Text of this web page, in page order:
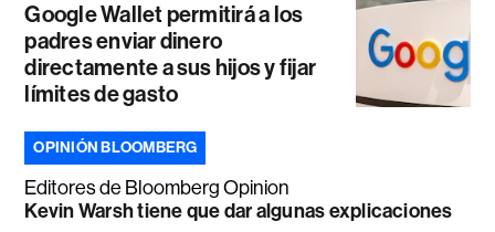
Google Wallet permitirá a los
padres enviar dinero
directamente a sus hijos y fijar
límites de gasto
OPINIÓN BLOOMBERG
Editores de Bloomberg Opinion
Kevin Warsh tiene que dar algunas explicaciones